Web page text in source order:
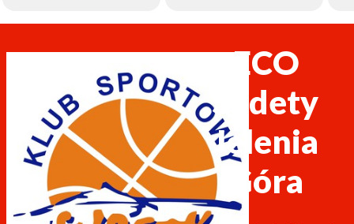
ECO
Sudety
Jelenia
Góra